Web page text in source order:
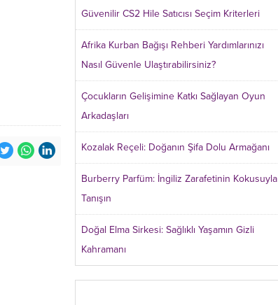
Güvenilir CS2 Hile Satıcısı Seçim Kriterleri
Afrika Kurban Bağışı Rehberi Yardımlarınızı
Nasıl Güvenle Ulaştırabilirsiniz?
Çocukların Gelişimine Katkı Sağlayan Oyun
Arkadaşları
Kozalak Reçeli: Doğanın Şifa Dolu Armağanı
Burberry Parfüm: İngiliz Zarafetinin Kokusuyla
Tanışın
Doğal Elma Sirkesi: Sağlıklı Yaşamın Gizli
Kahramanı